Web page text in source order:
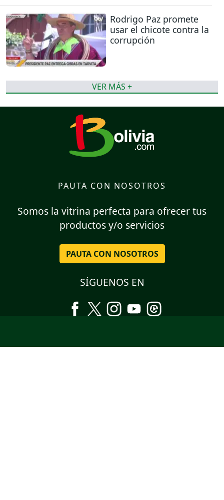
Rodrigo Paz promete
usar el chicote contra la
corrupción
VER MÁS +
PAUTA CON NOSOTROS
Somos la vitrina perfecta para ofrecer tus
productos y/o servicios
PAUTA CON NOSOTROS
SÍGUENOS EN